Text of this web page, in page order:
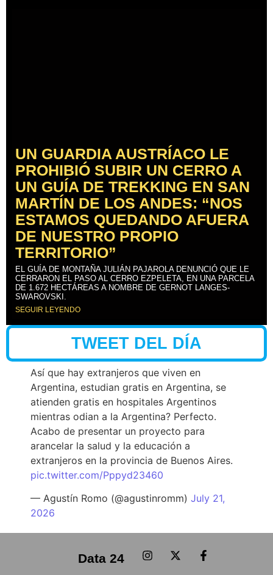
UN GUARDIA AUSTRÍACO LE
PROHIBIÓ SUBIR UN CERRO A
UN GUÍA DE TREKKING EN SAN
MARTÍN DE LOS ANDES: “NOS
ESTAMOS QUEDANDO AFUERA
DE NUESTRO PROPIO
TERRITORIO”
EL GUÍA DE MONTAÑA JULIÁN PAJAROLA DENUNCIÓ QUE LE
CERRARON EL PASO AL CERRO EZPELETA, EN UNA PARCELA
DE 1.672 HECTÁREAS A NOMBRE DE GERNOT LANGES-
SWAROVSKI.
SEGUIR LEYENDO
TWEET DEL DÍA
Así que hay extranjeros que viven en
Argentina, estudian gratis en Argentina, se
atienden gratis en hospitales Argentinos
mientras odian a la Argentina? Perfecto.
Acabo de presentar un proyecto para
arancelar la salud y la educación a
extranjeros en la provincia de Buenos Aires.
pic.twitter.com/Pppyd23460
— Agustín Romo (@agustinromm) July 21,
2026
Data 24